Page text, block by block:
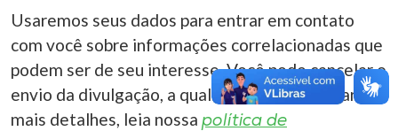
Usaremos seus dados para entrar em contato
com você sobre informações correlacionadas que
podem ser de seu interesse. Você pode cancelar o
envio da divulgação, a qualquer momento. Para
mais detalhes, leia nossa política de